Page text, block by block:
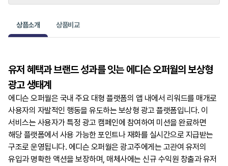
상픔소개 상품비교
유저 혜택과 브랜드 성과를 잇는 에디슨 오퍼월의 보상형
광고 생태계
에디슨 오퍼월은 국내 주요 대형 플랫폼의 앱 내에서 리워드를 매개로
사용자의 자발적인 행동을 유도하는 보상형 광고 플랫폼입니다. 이
서비스는 사용자가 특정 광고 캠페인에 참여하여 미션을 완료하면
해당 플랫폼에서 사용 가능한 포인트나 재화를 실시간으로 지급받는
구조로 운영됩니다. 에디슨 오퍼월은 광고주에게는 고관여 유저의
유입과 명확한 액션을 보장하며, 매체사에는 신규 수익원 창출과 유저